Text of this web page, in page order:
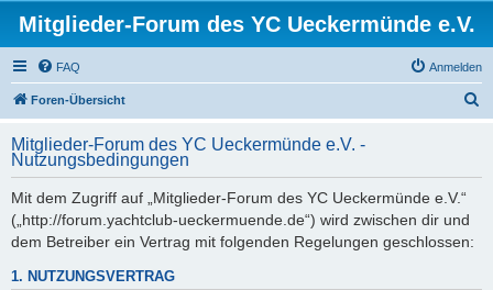
Mitglieder-Forum des YC Ueckermünde e.V.
FAQ Anmelden
Foren-Übersicht
h
Mitglieder-Forum des YC Ueckermünde e.V. -
Nutzungsbedingungen
Mit dem Zugriff auf „Mitglieder-Forum des YC Ueckermünde e.V.“
(„http://forum.yachtclub-ueckermuende.de“) wird zwischen dir und
dem Betreiber ein Vertrag mit folgenden Regelungen geschlossen:
1. NUTZUNGSVERTRAG